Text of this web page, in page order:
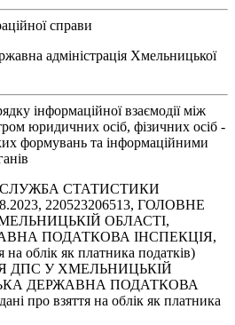
справи
адміністрація Хмельницької
інформаційної взаємодії між
юридичних осіб, фізичних осіб -
формувань та інформаційними
СЛУЖБА СТАТИСТИКИ
220523206513, ГОЛОВНЕ
ОБЛАСТІ,
ПОДАТКОВА ІНСПЕКЦІЯ,
на облік як платника податків)
ДПС У ХМЕЛЬНИЦЬКІЙ
ДЕРЖАВНА ПОДАТКОВА
про взяття на облік як платника